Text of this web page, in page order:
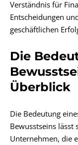
Verständnis für
Entscheidungen
geschäftlichen
Die
Überblick
Die Bedeutung
Bewusstseins lässt
Unternehmen, die